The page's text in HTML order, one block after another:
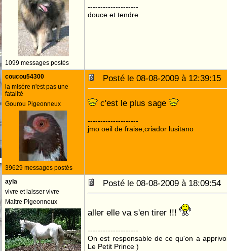
1099 messages postés
--------------------
douce et tendre
coucou54300
la misére n'est pas une
fatalité
Gourou Pigeonneux
39629 messages postés
Posté le 08-08-2009 à
c'est le plus sage
--------------------
jmo oeil de fraise,criador lusitano
ayla
vivre et laisser vivre
Maitre Pigeonneux
Posté le 08-08-2009 à
aller elle va s'en tirer !!!
--------------------
On est responsable de ce qu'on a
Le Petit Prince )